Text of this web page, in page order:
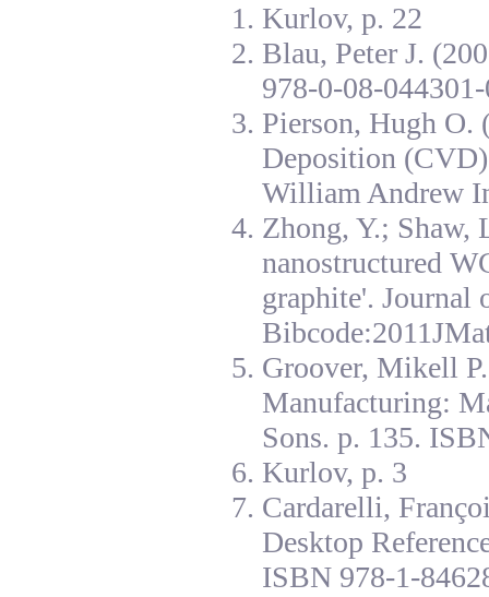
Kurlov, p. 22
Blau, Peter J.
978-0-08-
Pierson, Hugh O.
Deposition
William Andrew
Zhong, Y.; Shaw,
nanostructured
graphite'. Journal
Groover, Mikell
Manufacturing:
Sons. p. 135.
Kurlov, p. 3
Cardarelli,
Desktop
ISBN 978-1-